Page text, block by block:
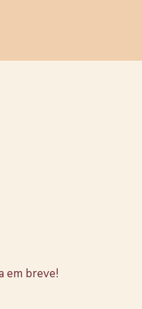
em breve!